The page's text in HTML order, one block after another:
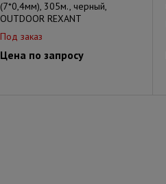
(7*0,4мм), 305м., черный,
OUTDOOR REXANT
Под заказ
Цена по запросу